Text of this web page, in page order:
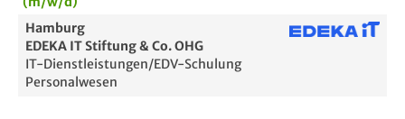
Hamburg
EDEKA IT Stiftung & Co. OHG
IT-Dienstleistungen/EDV-Schulung
Personalwesen